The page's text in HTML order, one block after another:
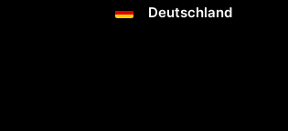
Deutschland